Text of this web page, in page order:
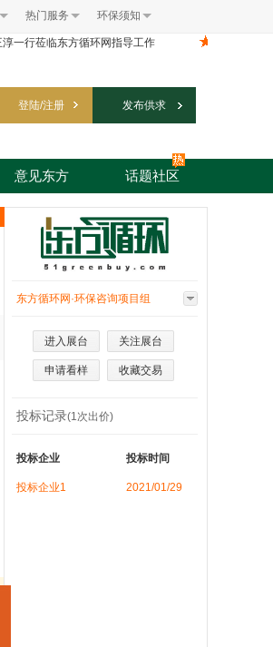
环保须知
热门服务
登陆/注册 发布供求
意见东方 话题社区
东方循环网·环保咨询项目组
进入展台 关注展台
申请看样 收藏交易
投标记录(1次出价)
投标企业 投标时间
投标企业1 2021/01/29